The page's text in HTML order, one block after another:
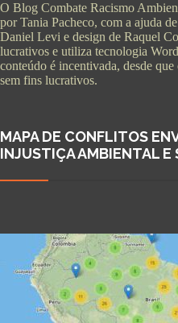
O Blog Combate Racismo
por Tania Pacheco, com a ajuda
Daniel Levi e design de Raquel
lucrativos e utiliza tecnologia
conteúdo é incentivada, desde
sem fins lucrativos.
MAPA DE CONFLITOS
INJUSTIÇA AMBIENTAL E